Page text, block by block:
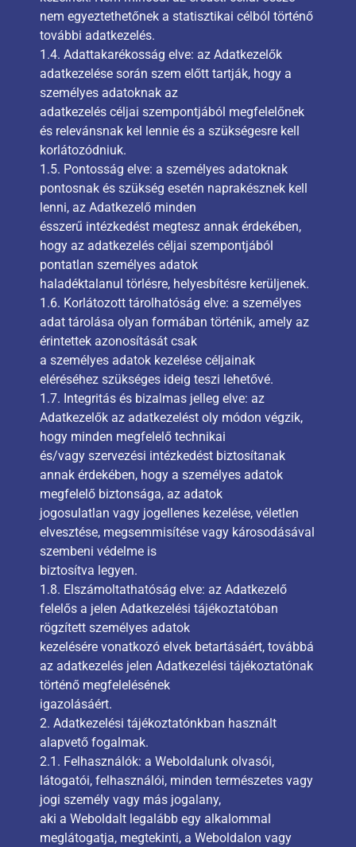
nem egyeztethetőnek a statisztikai célból történő
további adatkezelés.
1.4. Adattakarékosság elve: az Adatkezelők
adatkezelése során szem előtt tartják, hogy a
személyes adatoknak az
adatkezelés céljai szempontjából megfelelőnek
és relevánsnak kel lennie és a szükségesre kell
korlátozódniuk.
1.5. Pontosság elve: a személyes adatoknak
pontosnak és szükség esetén naprakésznek kell
lenni, az Adatkezelő minden
ésszerű intézkedést megtesz annak érdekében,
hogy az adatkezelés céljai szempontjából
pontatlan személyes adatok
haladéktalanul törlésre, helyesbítésre kerüljenek.
1.6. Korlátozott tárolhatóság elve: a személyes
adat tárolása olyan formában történik, amely az
érintettek azonosítását csak
a személyes adatok kezelése céljainak
eléréséhez szükséges ideig teszi lehetővé.
1.7. Integritás és bizalmas jelleg elve: az
Adatkezelők az adatkezelést oly módon végzik,
hogy minden megfelelő technikai
és/vagy szervezési intézkedést biztosítanak
annak érdekében, hogy a személyes adatok
megfelelő biztonsága, az adatok
jogosulatlan vagy jogellenes kezelése, véletlen
elvesztése, megsemmisítése vagy károsodásával
szembeni védelme is
biztosítva legyen.
1.8. Elszámoltathatóság elve: az Adatkezelő
felelős a jelen Adatkezelési tájékoztatóban
rögzített személyes adatok
kezelésére vonatkozó elvek betartásáért, továbbá
az adatkezelés jelen Adatkezelési tájékoztatónak
történő megfelelésének
igazolásáért.
2. Adatkezelési tájékoztatónkban használt
alapvető fogalmak.
2.1. Felhasználók: a Weboldalunk olvasói,
látogatói, felhasználói, minden természetes vagy
jogi személy vagy más jogalany,
aki a Weboldalt legalább egy alkalommal
meglátogatja, megtekinti, a Weboldalon vagy